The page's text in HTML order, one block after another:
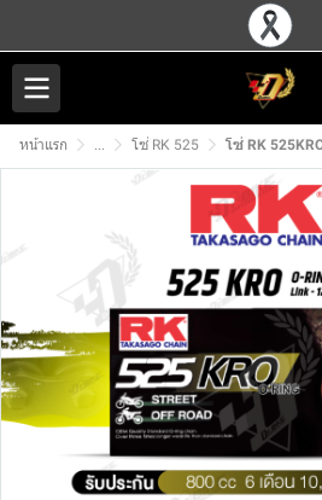
หน้าแรก ... โซ่ RK 525 โซ่ RK